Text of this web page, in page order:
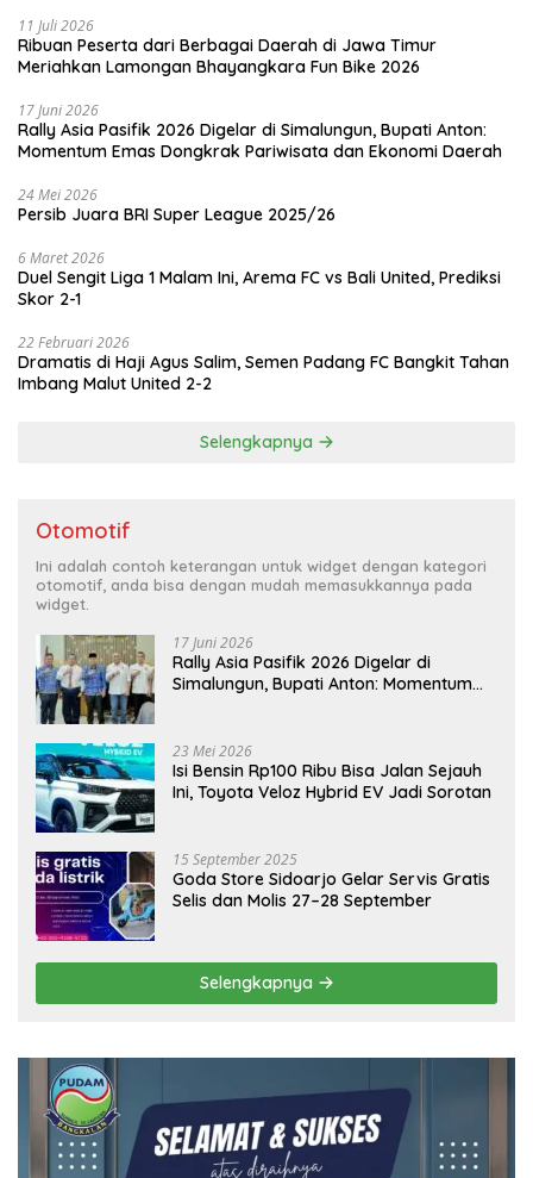
11 Juli 2026
Ribuan Peserta dari Berbagai Daerah di Jawa Timur
Meriahkan Lamongan Bhayangkara Fun Bike 2026
17 Juni 2026
Rally Asia Pasifik 2026 Digelar di Simalungun, Bupati Anton:
Momentum Emas Dongkrak Pariwisata dan Ekonomi Daerah
24 Mei 2026
Persib Juara BRI Super League 2025/26
6 Maret 2026
Duel Sengit Liga 1 Malam Ini, Arema FC vs Bali United, Prediksi
Skor 2-1
22 Februari 2026
Dramatis di Haji Agus Salim, Semen Padang FC Bangkit Tahan
Imbang Malut United 2-2
Selengkapnya
Otomotif
Ini adalah contoh keterangan untuk widget dengan kategori
otomotif, anda bisa dengan mudah memasukkannya pada
widget.
17 Juni 2026
Rally Asia Pasifik 2026 Digelar di
Simalungun, Bupati Anton: Momentum
23 Mei 2026
Isi Bensin Rp100 Ribu Bisa Jalan Sejauh
Ini, Toyota Veloz Hybrid EV Jadi Sorotan
15 September 2025
Goda Store Sidoarjo Gelar Servis Gratis
Selis dan Molis 27–28 September
Selengkapnya